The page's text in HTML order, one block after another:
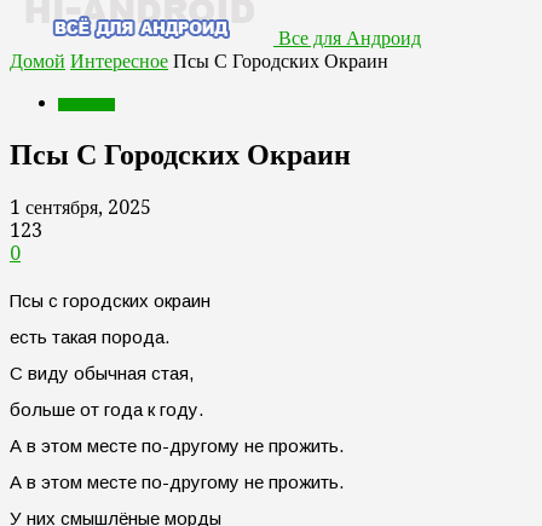
Все для Андроид
Домой Интересное Псы С Городских Окраин
Псы С Городских Окраин
1 сентября, 2025
123
0
Псы с городских окраин
есть такая порода.
С виду обычная стая,
больше от года к году.
А в этом месте по-другому не прожить.
А в этом месте по-другому не прожить.
У них смышлёные морды